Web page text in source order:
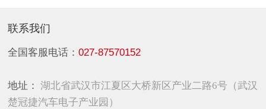
联系我们
全国客服电话：027-87570152
地址： 湖北省武汉市江夏区大桥新区产业二路6号（武汉
楚冠捷汽车电子产业园）